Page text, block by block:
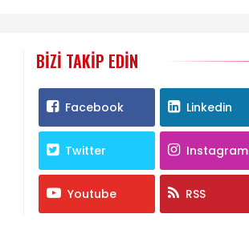
BIZI TAKIP EDIN
Facebook Linkedin
Twitter Instagram
Youtube RSS